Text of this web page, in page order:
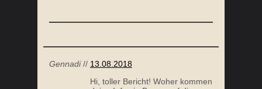
Gennadi// 13.08.2018
Hi, toller Bericht! Woher kommen